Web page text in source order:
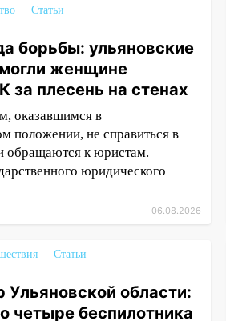
с
обманули 92-
области
Ульяновской
троих
на трассе и
области
рок и
в Ульяновске
Статьи
борьбы: ульяновские
женщине
за плесень на стенах
оказавшимся в
положении, не справиться в
обращаются к юристам.
юридического
06.08.2026
Статьи
Ульяновской области:
четыре беспилотника